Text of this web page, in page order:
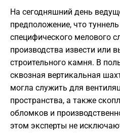
На сегодняшний день
предположение, что
специфического мелового
производства извести или
строительного камня. В
сквозная вертикальная
могла служить для
пространства, а также
обломков и
этом эксперты не